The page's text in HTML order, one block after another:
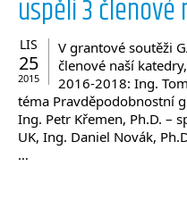
uspěli 3
LIS
25
2015
V grantové soutěži
členové naší
2016-2018: Ing.
téma Pravděpodobnostní
Ing. Petr Křemen, Ph.D. –
UK, Ing. Daniel Novák,
…